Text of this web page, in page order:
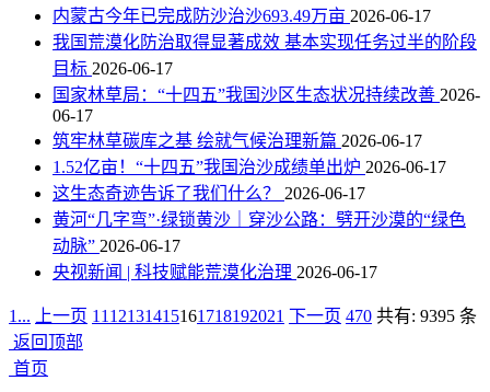
内蒙古今年已完成防沙治沙693.49万亩 2026-06-17
我国荒漠化防治取得显著成效 基本实现任务过半的阶段
目标 2026-06-17
国家林草局：“十四五”我国沙区生态状况持续改善 2026-
06-17
筑牢林草碳库之基 绘就气候治理新篇 2026-06-17
1.52亿亩！“十四五”我国治沙成绩单出炉 2026-06-17
这生态奇迹告诉了我们什么？ 2026-06-17
黄河“几字弯”·绿锁黄沙｜穿沙公路：劈开沙漠的“绿色
动脉” 2026-06-17
央视新闻 | 科技赋能荒漠化治理 2026-06-17
1... 上一页 11 12131415161718192021 下一页 470 共有: 9395 条
返回顶部
首页